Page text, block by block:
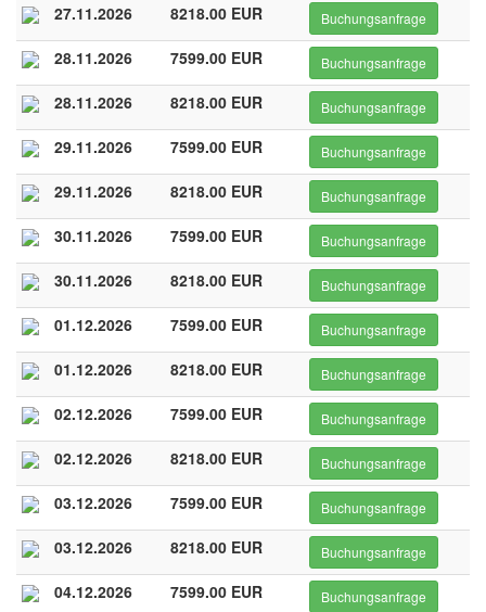
27.11.2026 8218.00 EUR Buchungsanfrage
28.11.2026 7599.00 EUR Buchungsanfrage
28.11.2026 8218.00 EUR Buchungsanfrage
29.11.2026 7599.00 EUR Buchungsanfrage
29.11.2026 8218.00 EUR Buchungsanfrage
30.11.2026 7599.00 EUR Buchungsanfrage
30.11.2026 8218.00 EUR Buchungsanfrage
01.12.2026 7599.00 EUR Buchungsanfrage
01.12.2026 8218.00 EUR Buchungsanfrage
02.12.2026 7599.00 EUR Buchungsanfrage
02.12.2026 8218.00 EUR Buchungsanfrage
03.12.2026 7599.00 EUR Buchungsanfrage
03.12.2026 8218.00 EUR Buchungsanfrage
04.12.2026 7599.00 EUR Buchungsanfrage